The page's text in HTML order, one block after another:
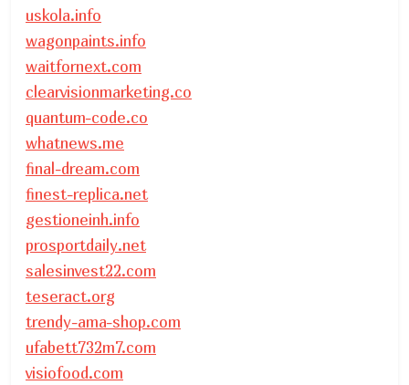
uskola.info
wagonpaints.info
waitfornext.com
clearvisionmarketing.co
quantum-code.co
whatnews.me
final-dream.com
finest-replica.net
gestioneinh.info
prosportdaily.net
salesinvest22.com
teseract.org
trendy-ama-shop.com
ufabett732m7.com
visiofood.com